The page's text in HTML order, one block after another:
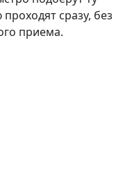
сразу, без
приема.